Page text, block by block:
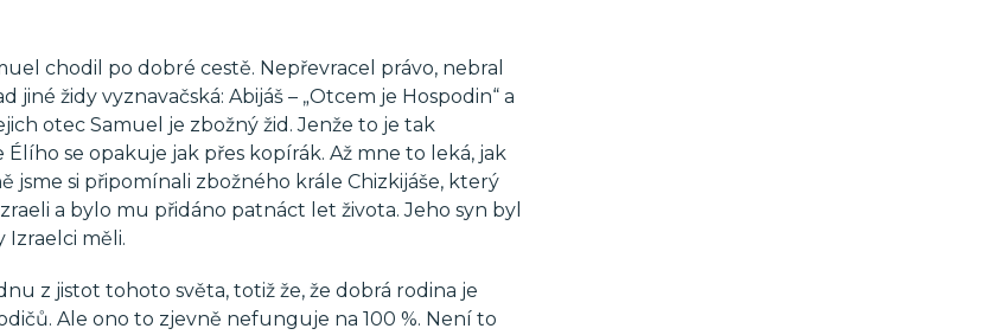
chodil po dobré cestě. Nepřevracel právo, nebral
židy vyznavačská: Abijáš – „Otcem je Hospodin“ a
otec Samuel je zbožný žid. Jenže to je tak
se opakuje jak přes kopírák. Až mne to leká, jak
jsme si připomínali zbožného krále Chizkijáše, který
a bylo mu přidáno patnáct let života. Jeho syn byl
Izraelci měli.
z jistot tohoto světa, totiž že, že dobrá rodina je
Ale ono to zjevně nefunguje na 100 %. Není to